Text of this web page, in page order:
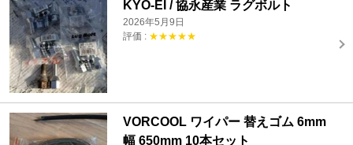
KYO-EI / 協永産業 ラグボルト
2026年5月9日
評価 : ★★★★★
VORCOOL ワイパー 替えゴム 6mm
幅 650mm 10本セット